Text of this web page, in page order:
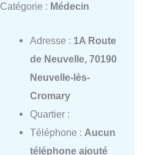
Catégorie : Médecin
Adresse : 1A Route
de Neuvelle, 70190
Neuvelle-lès-
Cromary
Quartier :
Téléphone : Aucun
téléphone ajouté